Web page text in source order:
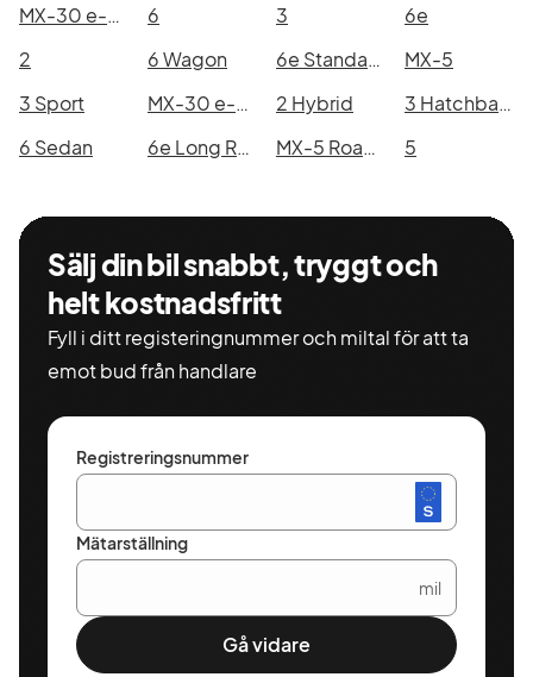
08-7075706
robert.almqvist@torvallabil.se
peter.sved@torvallabil.se
Välkommen till oss för ett
tryggt och personligt bilköp!
www.torvallabil.se
MX-30 e-Skyactiv EV
6 3
6e
2
6 Wagon 6e Standard Range
MX-5
3 Sport
MX-30 e-Skyactiv R-EV 2 Hybrid
3 Hatchback
6 Sedan
6e Long Range MX-5 Roadster Coupe 5
Sälj din bil snabbt, tryggt och
helt kostnadsfritt
Fyll i ditt registeringnummer och miltal för att ta
emot bud från handlare
Registreringsnummer
Mätarställning
mil
Gå vidare